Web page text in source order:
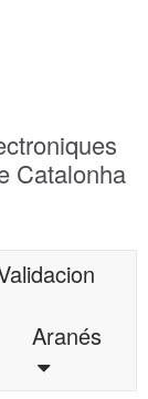
Catalonha
Aranés